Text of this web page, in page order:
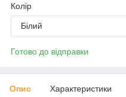
Колір
Білий
Готово до відправки
Опис Характеристики